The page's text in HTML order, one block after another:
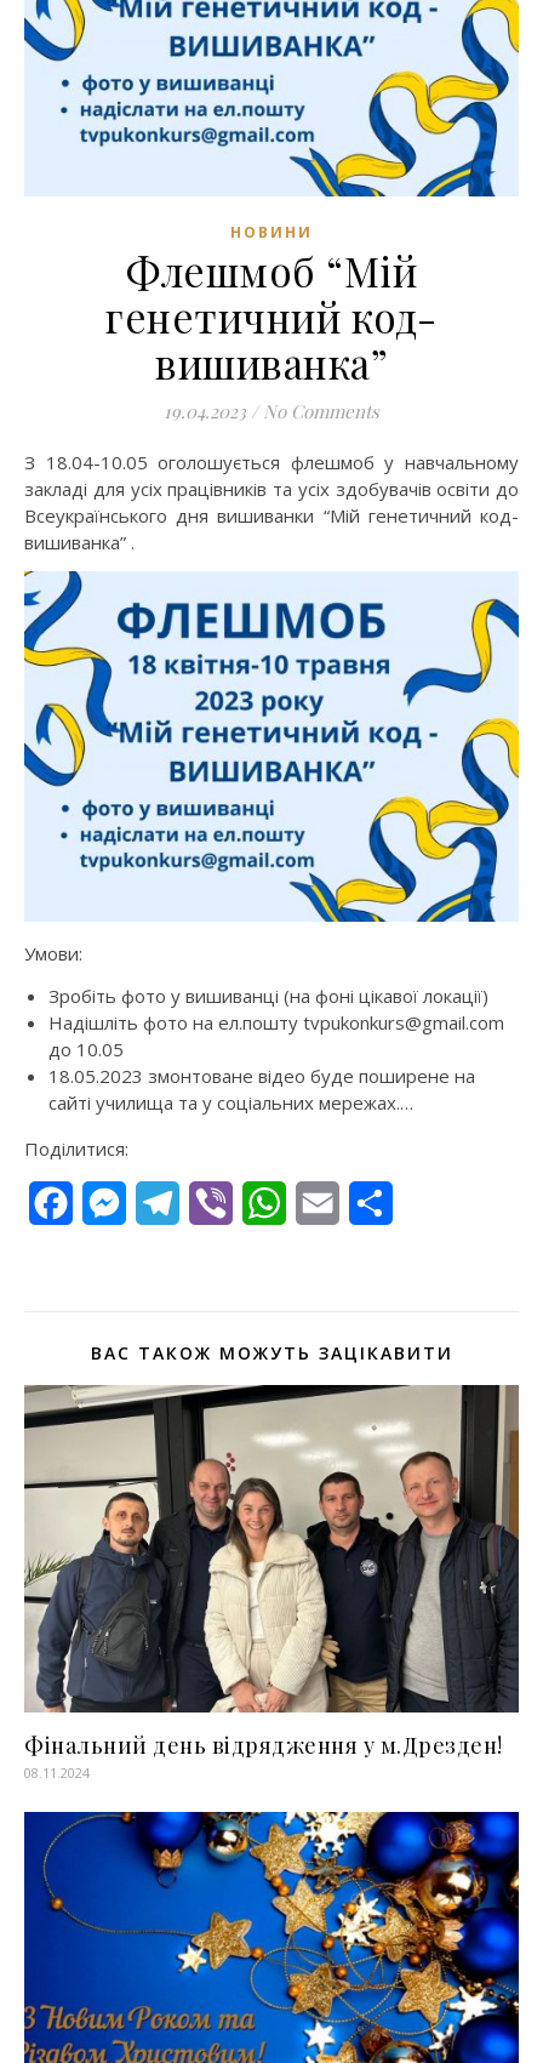
НОВИНИ
Флешмоб “Мій
генетичний код-
вишиванка”
19.04.2023 / No Comments
З 18.04-10.05 оголошується флешмоб у навчальному
закладі для усіх працівників та усіх здобувачів освіти до
Всеукраїнського дня вишиванки “Мій генетичний код-
вишиванка” .
Умови:
Зробіть фото у вишиванці (на фоні цікавої локації)
Надішліть фото на ел.пошту tvpukonkurs@gmail.com
до 10.05
18.05.2023 змонтоване відео буде поширене на
сайті училища та у соціальних мережах.…
Поділитися:
FacebookMessengerTelegram
Viber WhatsApp
Email
ВАС ТАКОЖ МОЖУТЬ ЗАЦІКАВИТИ
Фінальний день відрядження у м.Дрезден!
08.11.2024